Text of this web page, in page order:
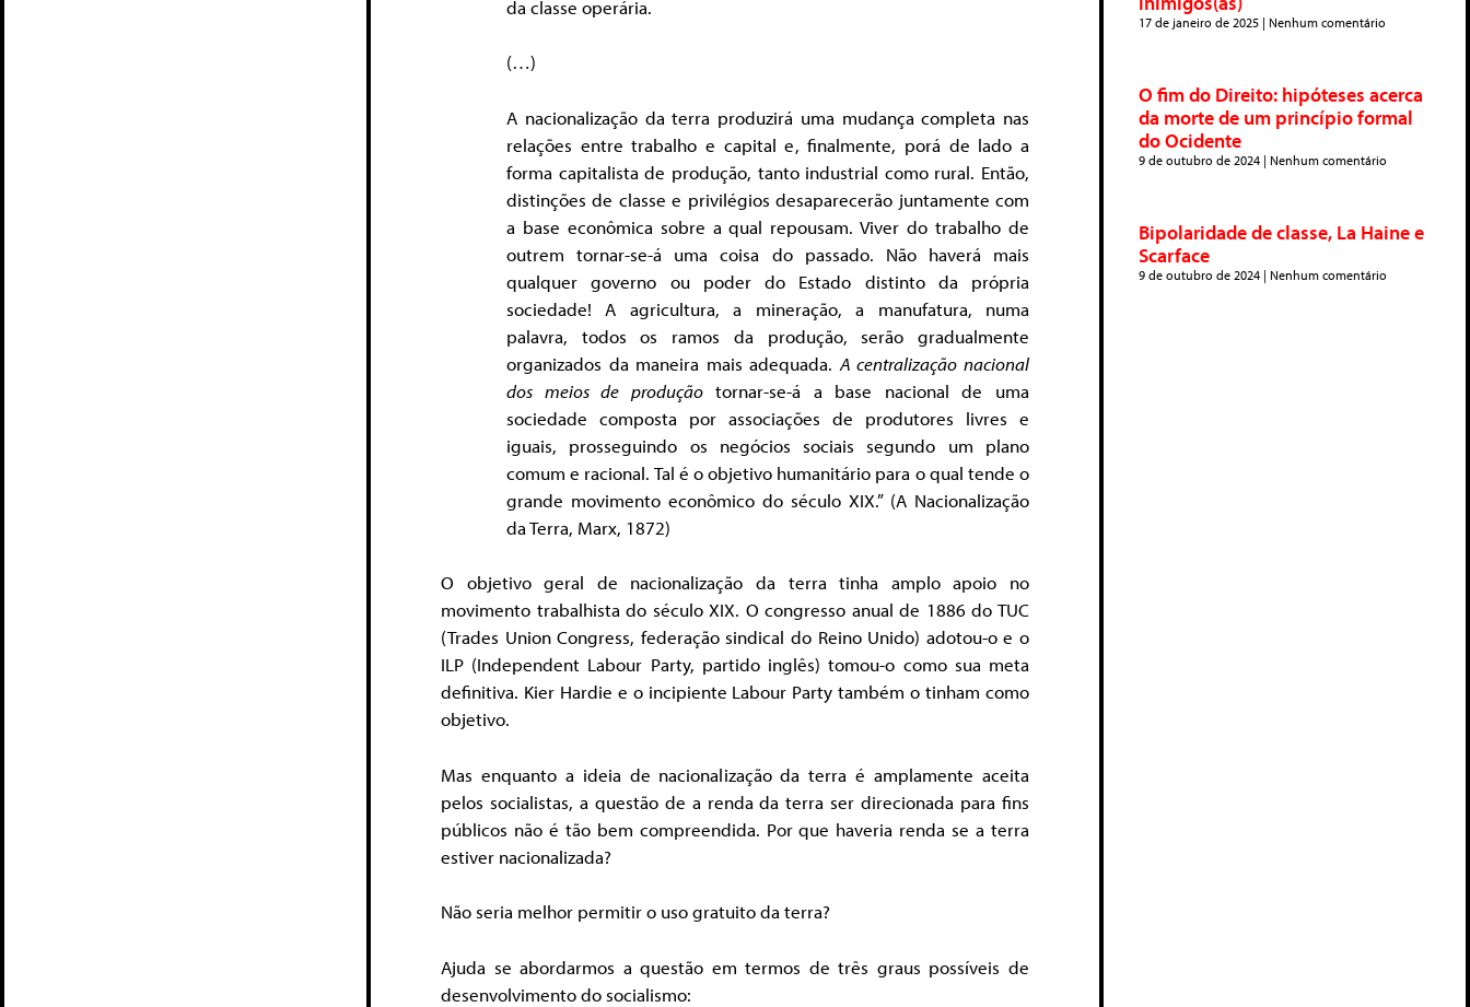
da classe operária.
(…)
A nacionalização da terra produzirá uma mudança completa nas
relações entre trabalho e capital e, finalmente, porá de lado a
forma capitalista de produção, tanto industrial como rural. Então,
distinções de classe e privilégios desaparecerão juntamente com
a base econômica sobre a qual repousam. Viver do trabalho de
outrem tornar-se-á uma coisa do passado. Não haverá mais
qualquer governo ou poder do Estado distinto da própria
sociedade! A agricultura, a mineração, a manufatura, numa
palavra, todos os ramos da produção, serão gradualmente
organizados da maneira mais adequada. A centralização nacional
dos meios de produçãotornar-se-á a base nacional de uma
sociedade composta por associações de produtores livres e
iguais, prosseguindo os negócios sociais segundo um plano
comum e racional. Tal é o objetivo humanitário para o qual tende o
grande movimento econômico do século XIX.” (A Nacionalização
da Terra, Marx, 1872)
O objetivo geral de nacionalização da terra tinha amplo apoio no
movimento trabalhista do século XIX. O congresso anual de 1886 do TUC
(Trades Union Congress, federação sindical do Reino Unido) adotou-o e o
ILP (Independent Labour Party, partido inglês) tomou-o como sua meta
definitiva. Kier Hardie e o incipiente Labour Party também o tinham como
objetivo.
Mas enquanto a ideia de nacionalização da terra é amplamente aceita
pelos socialistas, a questão de a renda da terra ser direcionada para fins
públicos não é tão bem compreendida. Por que haveria renda se a terra
estiver nacionalizada?
Não seria melhor permitir o uso gratuito da terra?
Ajuda se abordarmos a questão em termos de três graus possíveis de
desenvolvimento do socialismo:
17 de janeiro de 2025 Nenhum comentário
O fim do Direito: hipóteses acerca
da morte de um princípio formal
do Ocidente
9 de outubro de 2024 Nenhum comentário
Bipolaridade de classe, La Haine e
Scarface
9 de outubro de 2024 Nenhum comentário